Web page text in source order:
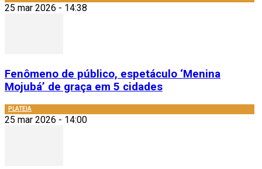
25 mar 2026 - 14:38
Fenômeno de público, espetáculo ‘Menina
Mojubá’ de graça em 5 cidades
PLATEIA
25 mar 2026 - 14:00